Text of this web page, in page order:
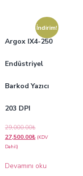
İndirim!
Argox IX4-250
Endüstriyel
Barkod Yazıcı
203 DPI
29,000.00₺
27,500.00₺ (KDV
Dahil)
Devamını oku